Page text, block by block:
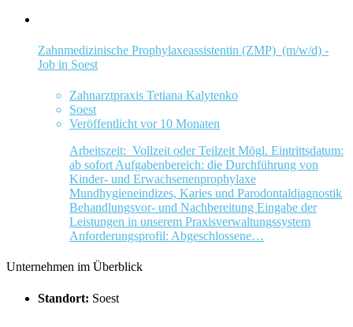
Zahnmedizinische Prophylaxeassistentin (ZMP) (m/w/d) -
Job in Soest
Zahnarztpraxis Tetiana Kalytenko
Soest
Veröffentlicht vor 10 Monaten
Arbeitszeit: Vollzeit oder Teilzeit Mögl. Eintrittsdatum:
ab sofort Aufgabenbereich: die Durchführung von
Kinder- und Erwachsenenprophylaxe
Mundhygieneindizes, Karies und Parodontaldiagnostik
Behandlungsvor- und Nachbereitung Eingabe der
Leistungen in unserem Praxisverwaltungssystem
Anforderungsprofil: Abgeschlossene…
Unternehmen im Überblick
Standort: Soest